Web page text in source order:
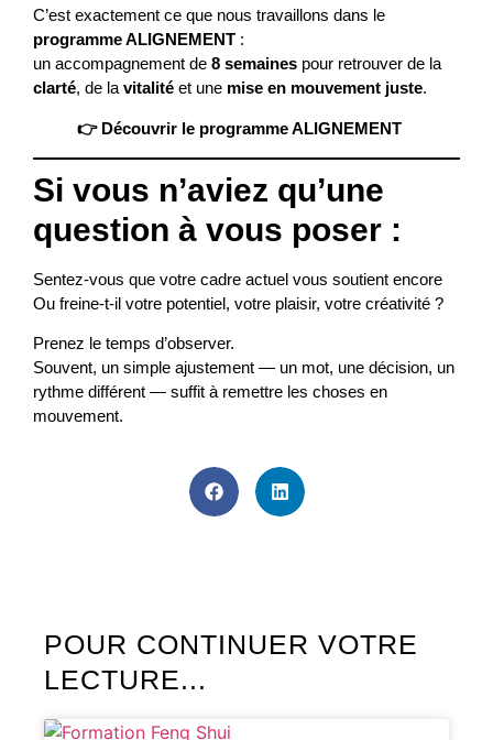
C’est exactement ce que nous travaillons dans le
programme ALIGNEMENT :
un accompagnement de 8 semaines pour retrouver de la
clarté, de la vitalité et une mise en mouvement juste.
👉 Découvrir le programme ALIGNEMENT
Si vous n’aviez qu’une
question à vous poser :
Sentez-vous que votre cadre actuel vous soutient encore
Ou freine-t-il votre potentiel, votre plaisir, votre créativité ?
Prenez le temps d’observer.
Souvent, un simple ajustement — un mot, une décision, un
rythme différent — suffit à remettre les choses en
mouvement.
POUR CONTINUER VOTRE
LECTURE...